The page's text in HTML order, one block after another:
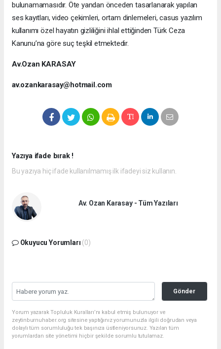
bulunamamasıdır. Öte yandan önceden tasarlanarak yapılan
ses kayıtları, video çekimleri, ortam dinlemeleri, casus yazılım
kullanımı özel hayatın gizliliğini ihlal ettiğinden Türk Ceza
Kanunu’na göre suç teşkil etmektedir.
Av.Ozan KARASAY
av.ozankarasay@hotmail.com
Yazıya ifade bırak !
Bu yazıya hiç ifade kullanılmamış ilk ifadeyi siz kullanın.
Av. Ozan Karasay - Tüm Yazıları
Okuyucu Yorumları (0)
Gönder
Yorum yazarak Topluluk Kuralları’nı kabul etmiş bulunuyor ve
zeytinburnuhaber.org sitesine yaptığınız yorumunuzla ilgili doğrudan veya
dolaylı tüm sorumluluğu tek başınıza üstleniyorsunuz. Yazılan tüm
yorumlardan site yönetimi hiçbir şekilde sorumlu tutulamaz.